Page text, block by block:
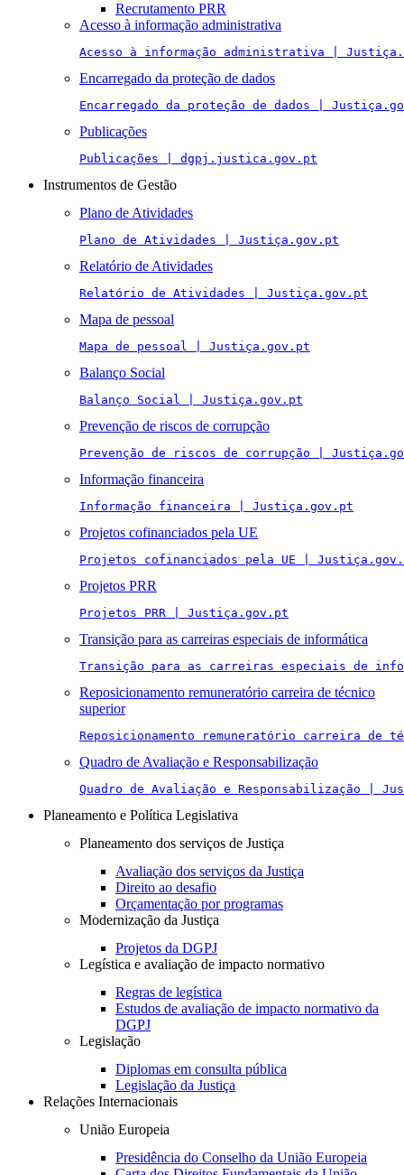
Recrutamento PRR
Acesso à informação administrativa
Acesso à informação administrativa |
Encarregado da proteção de dados
Encarregado da proteção de dados |
Publicações
Publicações | dgpj.justica.gov.pt
Instrumentos de Gestão
Plano de Atividades
Plano de Atividades | Justiça.gov.pt
Relatório de Atividades
Relatório de Atividades | Justiça.gov.pt
Mapa de pessoal
Mapa de pessoal | Justiça.gov.pt
Balanço Social
Balanço Social | Justiça.gov.pt
Prevenção de riscos de corrupção
Prevenção de riscos de corrupção |
Informação financeira
Informação financeira | Justiça.gov.pt
Projetos cofinanciados pela UE
Projetos cofinanciados pela UE |
Projetos PRR
Projetos PRR | Justiça.gov.pt
Transição para as carreiras especiais de informática
Transição para as carreiras especiais de
Reposicionamento remuneratório carreira de técnico
superior
Reposicionamento remuneratório carreira
Quadro de Avaliação e Responsabilização
Quadro de Avaliação e Responsabilização |
Planeamento e Política Legislativa
Planeamento dos serviços de Justiça
Avaliação dos serviços da Justiça
Direito ao desafio
Orçamentação por programas
Modernização da Justiça
Projetos da DGPJ
Legística e avaliação de impacto normativo
Regras de legística
Estudos de avaliação de impacto normativo da
DGPJ
Legislação
Diplomas em consulta pública
Legislação da Justiça
Relações Internacionais
União Europeia
Presidência do Conselho da União Europeia